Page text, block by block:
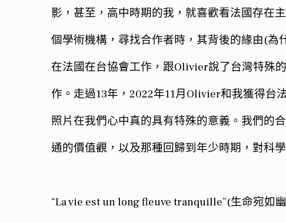
影，甚至，高中時期的我，就喜歡看法國存在
個學術機構，尋找合作者時，其背後的緣由(為
在法國在台協會工作，跟Olivier說了台灣特殊
作。走過13年， 2022年11月 Olivier和我獲得台
照片在我們心中真的具有特殊的意義。我們的
通的價值觀，以及那種回歸到年少時期，對科
“La vie est un long fleuve tranquille”(生命宛如